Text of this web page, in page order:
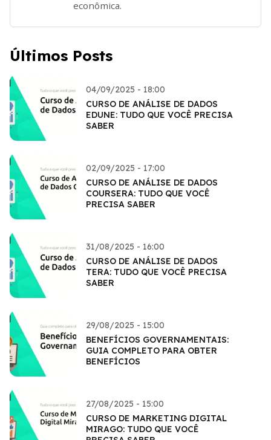
econômica.
Últimos Posts
04/09/2025 - 18:00
CURSO DE ANÁLISE DE DADOS
EDUNE: TUDO QUE VOCÊ PRECISA
SABER
02/09/2025 - 17:00
CURSO DE ANÁLISE DE DADOS
COURSERA: TUDO QUE VOCÊ
PRECISA SABER
31/08/2025 - 16:00
CURSO DE ANÁLISE DE DADOS
TERA: TUDO QUE VOCÊ PRECISA
SABER
29/08/2025 - 15:00
BENEFÍCIOS GOVERNAMENTAIS:
GUIA COMPLETO PARA OBTER
BENEFÍCIOS
27/08/2025 - 15:00
CURSO DE MARKETING DIGITAL
MIRAGO: TUDO QUE VOCÊ